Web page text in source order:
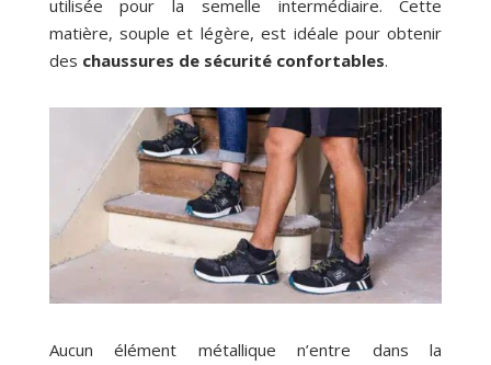
utilisée pour la semelle intermédiaire. Cette
matière, souple et légère, est idéale pour obtenir
des chaussures de sécurité confortables.
Aucun élément métallique n’entre dans la